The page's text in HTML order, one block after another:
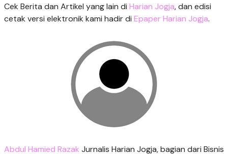
Cek Berita dan Artikel yang lain di Harian Jogja, dan edisi
cetak versi elektronik kami hadir di Epaper Harian Jogja.
Abdul Hamied Razak Jurnalis Harian Jogja, bagian dari Bisnis